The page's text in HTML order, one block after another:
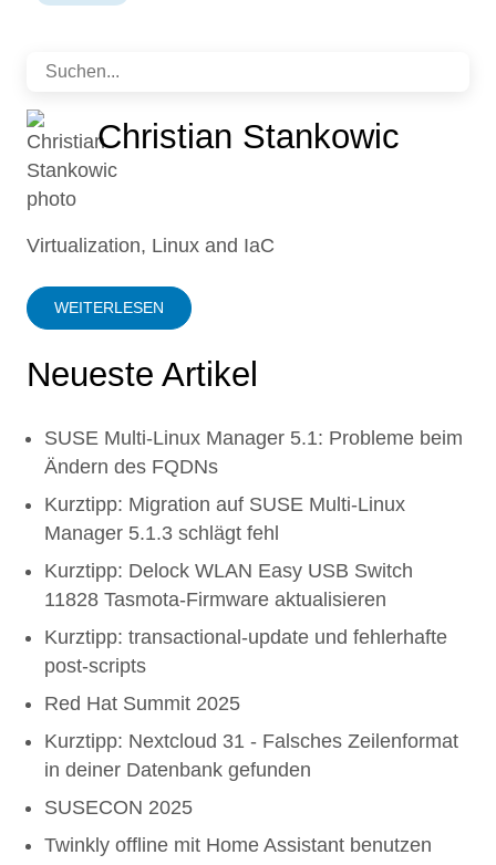
Christian Stankowic
Virtualization, Linux and IaC
WEITERLESEN
Neueste Artikel
SUSE Multi-Linux Manager 5.1: Probleme beim
Ändern des FQDNs
Kurztipp: Migration auf SUSE Multi-Linux
Manager 5.1.3 schlägt fehl
Kurztipp: Delock WLAN Easy USB Switch
11828 Tasmota-Firmware aktualisieren
Kurztipp: transactional-update und fehlerhafte
post-scripts
Red Hat Summit 2025
Kurztipp: Nextcloud 31 - Falsches Zeilenformat
in deiner Datenbank gefunden
SUSECON 2025
Twinkly offline mit Home Assistant benutzen